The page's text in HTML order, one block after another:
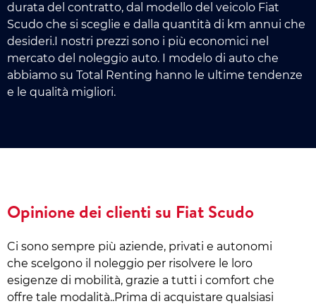
durata del contratto, dal modello del veicolo Fiat
Scudo che si sceglie e dalla quantità di km annui che
desideri.I nostri prezzi sono i più economici nel
mercato del noleggio auto. I modelo di auto che
abbiamo su Total Renting hanno le ultime tendenze
e le qualità migliori.
Opinione dei clienti su Fiat Scudo
Ci sono sempre più aziende, privati e autonomi
che scelgono il noleggio per risolvere le loro
esigenze di mobilità, grazie a tutti i comfort che
offre tale modalità..Prima di acquistare qualsiasi